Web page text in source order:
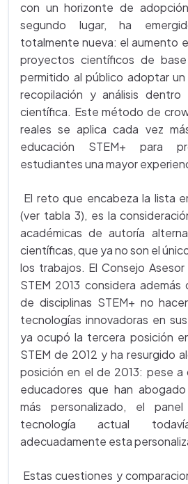
con un horizonte de
segundo lugar, ha
totalmente nueva: el aumento
proyectos científicos de
permitido al público adoptar
recopilación y análisis
científica. Este método de
reales se aplica cada vez
educación STEM+ para
estudiantes una mayor
El reto que encabeza la lista
(ver tabla 3), es la
académicas de autoría
científicas, que ya no son el
los trabajos. El Consejo
STEM 2013 considera
de disciplinas STEM+ no
tecnologías innovadoras en
ya ocupó la tercera posición
STEM de 2012 y ha resurgido
posición en el de 2013: pese a
educadores que han
más personalizado, el
tecnología actual
adecuadamente esta
Estas cuestiones y